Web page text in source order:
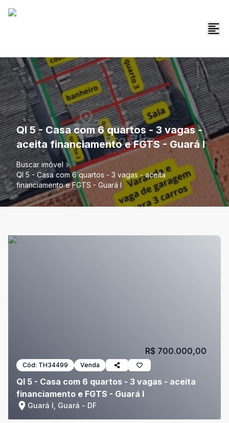
QI 5 - Casa com 6 quartos - 3 vagas -
aceita financiamento e FGTS - Guará I
Buscar imóvel
QI 5 - Casa com 6 quartos - 3 vagas - aceita
financiamento e FGTS - Guará I
Cód: TH34499 Venda
QI 5 - Casa com 6 quartos - 3 vagas - aceita
financiamento e FGTS - Guará I
Guará I, Guará - DF
R$ 700.000,00